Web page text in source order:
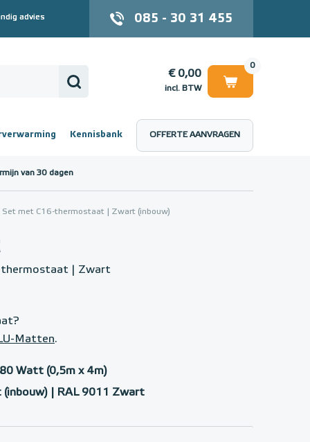
advies 085 - 30 31 455
0
€ 0,00
incl. BTW
€ 0,00
Kennisbank OFFERTE AANVRAGEN
van 30 dagen
met C16-thermostaat | Zwart (inbouw)
thermostaat | Zwart
Matten.
Watt (0,5m x 4m)
| RAL 9011 Zwart